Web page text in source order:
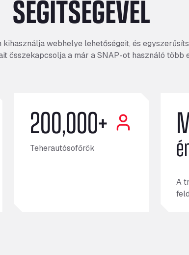
SEGÍTSÉGÉVEL
webhelye lehetőségeit, és
összekapcsolja a már a SNAP-ot használó több
200,000+
Teherautósofőrök
A